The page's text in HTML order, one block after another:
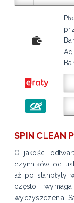
SPIN CLEAN
O jakości
czynników od
aż po stanpłyty
często
wyczyszczenia.